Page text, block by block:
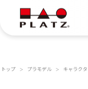
トップ ＞ プラモデル ＞ キャラク